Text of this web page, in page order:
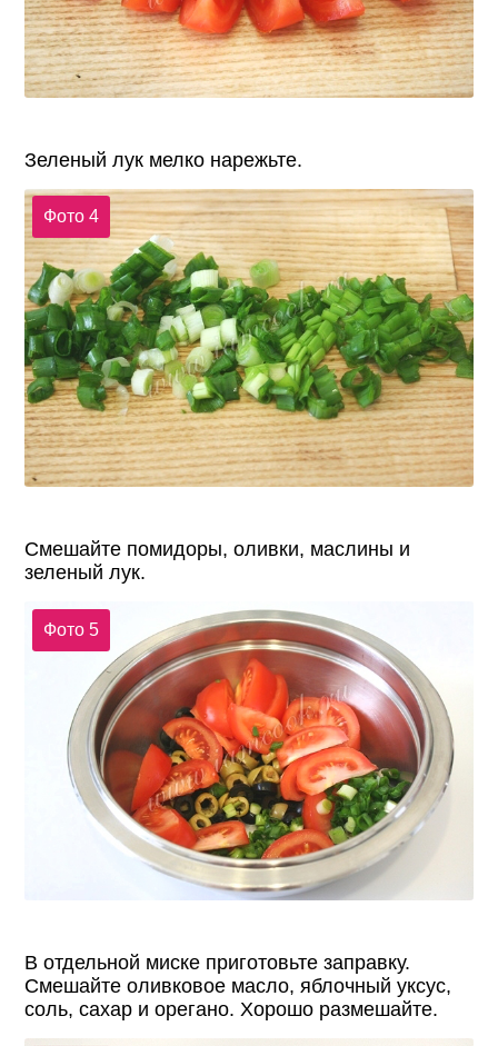
Зеленый лук мелко нарежьте.
Фото 4
Смешайте помидоры, оливки, маслины и
зеленый лук.
Фото 5
В отдельной миске приготовьте заправку.
Смешайте оливковое масло, яблочный уксус,
соль, сахар и орегано. Хорошо размешайте.